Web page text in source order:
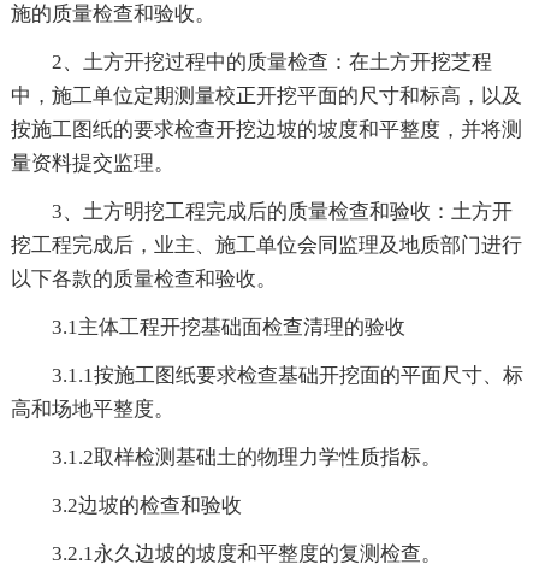
施的质量检查和验收。
2、土方开挖过程中的质量检查：在土方开挖芝程
中，施工单位定期测量校正开挖平面的尺寸和标高，以及
按施工图纸的要求检查开挖边坡的坡度和平整度，并将测
量资料提交监理。
3、土方明挖工程完成后的质量检查和验收：土方开
挖工程完成后，业主、施工单位会同监理及地质部门进行
以下各款的质量检查和验收。
3.1主体工程开挖基础面检查清理的验收
3.1.1按施工图纸要求检查基础开挖面的平面尺寸、标
高和场地平整度。
3.1.2取样检测基础土的物理力学性质指标。
3.2边坡的检查和验收
3.2.1永久边坡的坡度和平整度的复测检查。